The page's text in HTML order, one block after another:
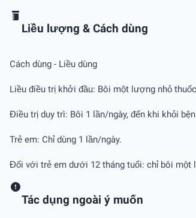
Liều lượng & Cách dùng
Cách dùng - Liều dùng
Liều điều trị khởi đầu: Bôi một lượng nhỏ
Điều trị duy trì: Bôi 1 lần/ngày, đến khi khỏi
Trẻ em: Chỉ dùng 1 lần/ngày.
Đối với trẻ em dưới 12 tháng tuổi: chỉ bôi một
Tác dụng ngoài ý muốn